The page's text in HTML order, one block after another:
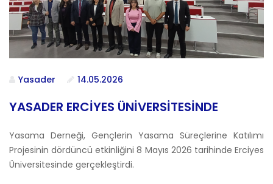
Yasader 14.05.2026
YASADER ERCİYES ÜNİVERSİTESİNDE
Yasama Derneği, Gençlerin Yasama Süreçlerine Katılımı
Projesinin dördüncü etkinliğini 8 Mayıs 2026 tarihinde Erciyes
Üniversitesinde gerçekleştirdi.